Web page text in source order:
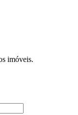
imóveis.